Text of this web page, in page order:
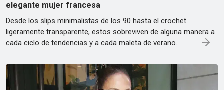
elegante mujer francesa
Desde los slips minimalistas de los 90 hasta el crochet
ligeramente transparente, estos sobreviven de alguna manera a
cada ciclo de tendencias y a cada maleta de verano.